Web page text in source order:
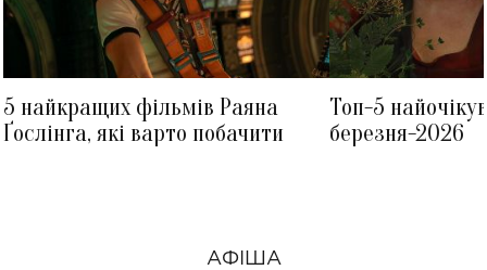
5 найкращих фільмів Раяна
Ґослінга, які варто побачити
Топ-5
березня-2026
АФІША